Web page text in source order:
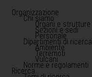
Organizzazione
Chi siamo
Organi e strutture
Sezioni e sedi
Personale
Dipartimenti di ricerca
Ambiente
Terremoti
Vulcani
Norme e regolamenti
Ricerca